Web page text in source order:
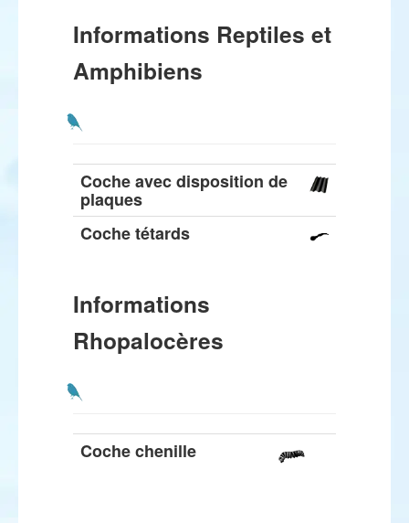
Informations Reptiles et
Amphibiens
Coche avec disposition de
plaques
Coche tétards
Informations
Rhopalocères
Coche chenille